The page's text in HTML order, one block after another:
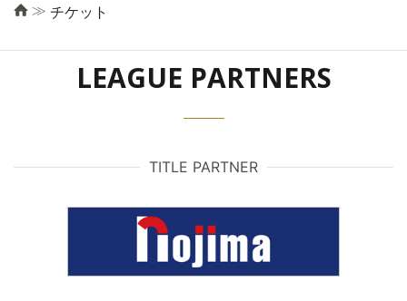
≫ チケット
LEAGUE PARTNERS
TITLE PARTNER